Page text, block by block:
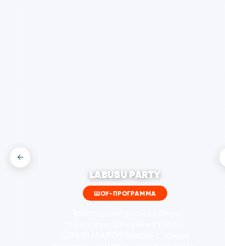
←
LABUBU PARTY
ШОУ-ПРОГРАММА